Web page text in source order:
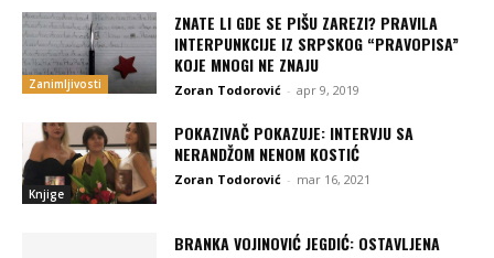
Zanimljivosti
ZNATE LI GDE SE PIŠU ZAREZI? PRAVILA
INTERPUNKCIJE IZ SRPSKOG “PRAVOPISA”
KOJE MNOGI NE ZNAJU
Zoran Todorović - apr 9, 2019
Knjige
POKAZIVAČ POKAZUJE: INTERVJU SA
NERANDŽOM NENOM KOSTIĆ
Zoran Todorović - mar 16, 2021
BRANKA VOJINOVIĆ JEGDIĆ: OSTAVLJENA